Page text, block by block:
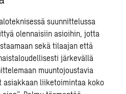
suunnittelussa
olennaisiin asioihin, jotta
sekä tilaajan että
järkevällä
muuntojoustavia
asiakkaan liiketoimintaa koko